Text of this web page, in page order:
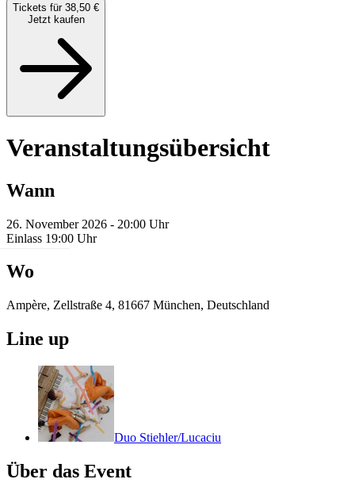
Tickets für 38,50 €
Jetzt kaufen
Veranstaltungsübersicht
Wann
26. November 2026 - 20:00 Uhr
Einlass 19:00 Uhr
Wo
Ampère, Zellstraße 4, 81667 München, Deutschland
Line up
Duo Stiehler/Lucaciu
Über das Event